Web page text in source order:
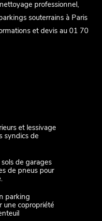
professionnel,
souterrains à Paris
et devis au 01 70
et lessivage
syndics de
de garages
de pneus pour
parking
une copropriété